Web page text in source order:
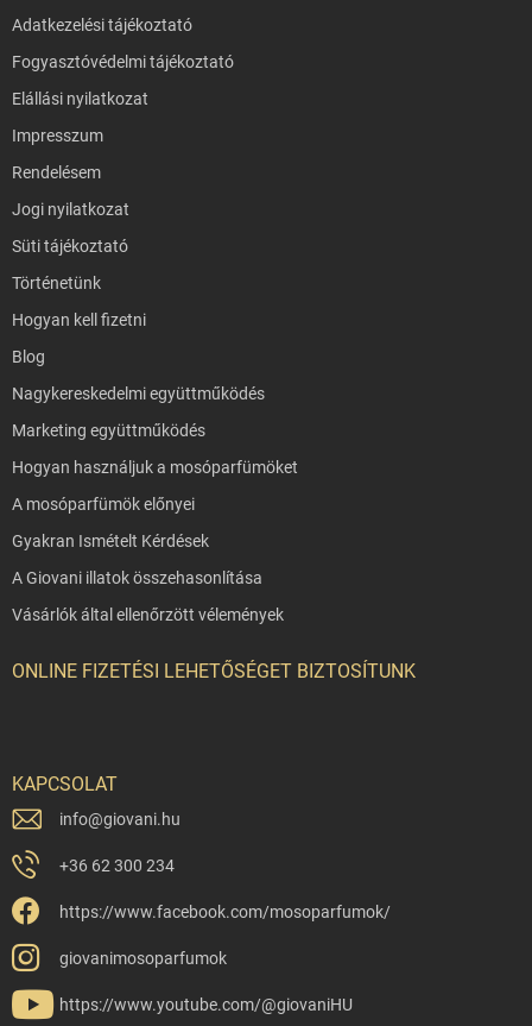
Adatkezelési tájékoztató
Fogyasztóvédelmi tájékoztató
Elállási nyilatkozat
Impresszum
Rendelésem
Jogi nyilatkozat
Süti tájékoztató
Történetünk
Hogyan kell fizetni
Blog
Nagykereskedelmi együttműködés
Marketing együttműködés
Hogyan használjuk a mosóparfümöket
A mosóparfümök előnyei
Gyakran Ismételt Kérdések
A Giovani illatok összehasonlítása
Vásárlók által ellenőrzött vélemények
ONLINE FIZETÉSI LEHETŐSÉGET BIZTOSÍTUNK
KAPCSOLAT
info@giovani.hu
+36 62 300 234
https://www.facebook.com/mosoparfumok/
giovanimosoparfumok
https://www.youtube.com/@giovaniHU